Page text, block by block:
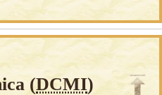
(DCMI)